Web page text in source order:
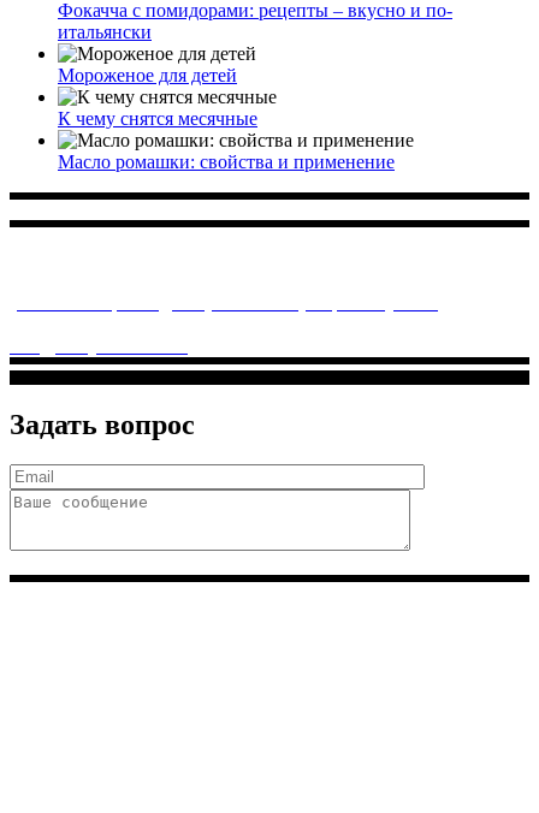
Фокачча с помидорами: рецепты – вкусно и по-
итальянски
Мороженое для детей
К чему снятся месячные
Масло ромашки: свойства и применение
Задать вопрос